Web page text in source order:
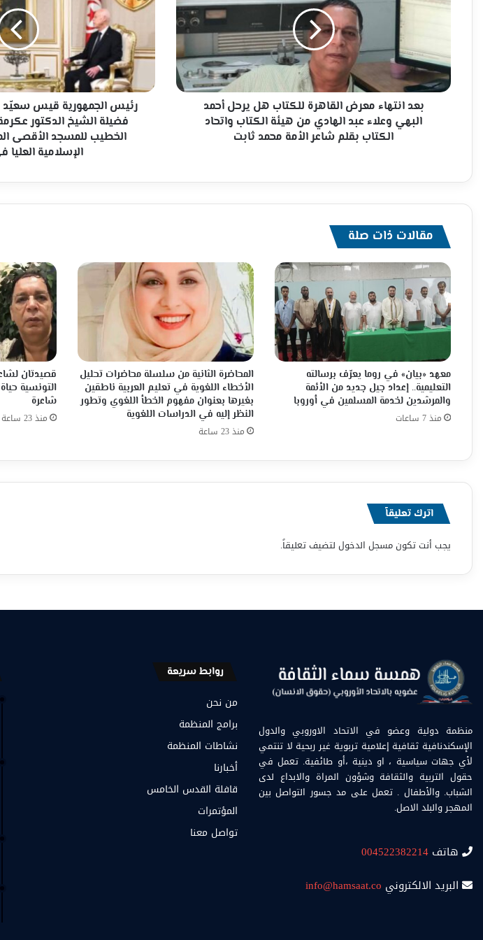
يرحل
أحمد
البهي
الكتاب
الكتاب
بقلم
شاعر
الأمة
محمد
ثابت
بعد انتهاء معرض القاهرة للكتاب هل يرحل أحمد
البهي وعلاء عبد الهادي من هيئة الكتاب واتحاد
الكتاب بقلم شاعر الأمة محمد ثابت
سعيّد
يستقبل
بقصر
قرطاج،
فضيلة
الشيخ
الدكتور
الخطيب
الأقصى
الإسلامية
العليا
في
القدس.
رئيس الجمهورية قيس سعيّد
فضيلة الشيخ الدكتور
الخطيب للمسجد الأقصى
الإسلامية
مقالات ذات صلة
معهد «بيان» في روما يعرّف برسالته
التعليمية.. إعداد جيل جديد من الأئمة
والمرشدين لخدمة المسلمين في أوروبا
منذ 7 ساعات
المحاضرة الثانية من سلسلة محاضرات تحليل
الأخطاء اللغوية في تعليم العربية ناطقين
بغيرها بعنوان مفهوم الخطأ اللغوي وتطور
النظر إليه في الدراسات اللغوية
منذ 23 ساعة
قصيدتان
التونسية
شاعرة
منذ 23 ساعة
اترك تعليقاً
يجب أنت تكونمسجل الدخول لتضيف تعليقاً.
منظمة دولية وعضو في الاتحاد الاوروبي والدول
الإسكندنافية ثقافية إعلامية تربوية غير ربحية لا تنتمي
لأي جهات سياسية ، او دينية ،أو طائفية. تعمل في
حقول التربية والثقافة وشؤون المراة والابداع لدى
الشباب. والأطفال . تعمل على مد جسور التواصل بين
المهجر والبلد الاصل.
هاتف 004522382214
البريد الالكتروني info@hamsaat.co
روابط سريعة
من نحن
برامج المنظمة
نشاطات المنظمة
أخبارنا
قافلة القدس الخامس
المؤتمرات
تواصل معنا